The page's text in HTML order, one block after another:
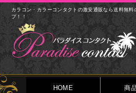
カラコン・カラーコンタクトの激安通販なら送料無
プ！！
HOME 商